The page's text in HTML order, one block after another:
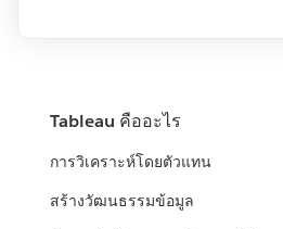
Tableau คืออะไร
การวิเคราะห์โดยตัวแทน
สร้างวัฒนธรรมข้อมูล